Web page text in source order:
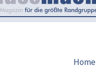
Home